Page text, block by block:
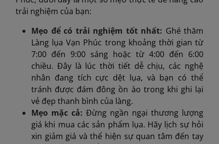
trải nghiệm của bạn:
Mẹo để có trải nghiệm tốt nhất: Ghé thăm
Làng lụa Vạn Phúc trong khoảng thời gian từ
7:00 đến 9:00 sáng hoặc từ 4:00 đến 6:00
chiều. Đây là lúc thời tiết dễ chịu, các nghệ
nhân đang tích cực dệt lụa, và bạn có thể
tránh được đám đông ồn ào trong khi ghi lại
vẻ đẹp thanh bình của làng.
Mẹo mặc cả: Đừng ngần ngại thương lượng
giá khi mua các sản phẩm lụa. Hãy lịch sự hỏi
xin giảm giá và thể hiện sự quan tâm đến tay